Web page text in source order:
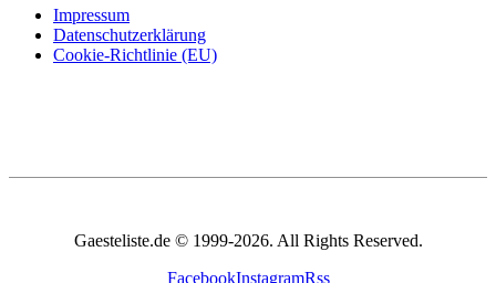
Impressum
Datenschutzerklärung
Cookie-Richtlinie (EU)
Gaesteliste.de © 1999-2026. All Rights Reserved.
FacebookInstagramRss